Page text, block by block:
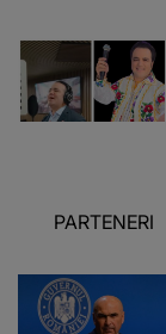
PARTENERI